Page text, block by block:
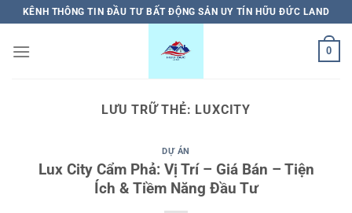
qua
nội
KÊNH THÔNG TIN ĐẦU TƯ BẤT ĐỘNG SẢN UY TÍN HỮU ĐỨC LAND
0
LƯU TRỮ THẺ: LUXCITY
DỰ ÁN
Lux City Cẩm Phả: Vị Trí – Giá Bán – Tiện
Ích & Tiềm Năng Đầu Tư